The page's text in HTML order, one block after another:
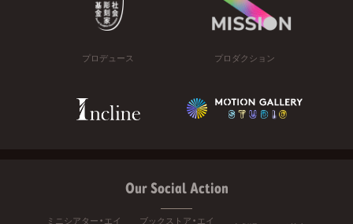
プロデュース プロダクション
Our Social Action
ミニシアター・エイ
ブックストア・エイ